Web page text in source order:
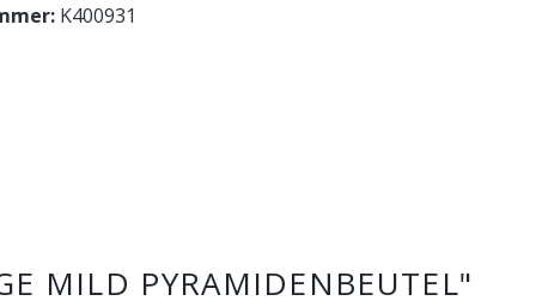
K400931
MILD PYRAMIDENBEUTEL"